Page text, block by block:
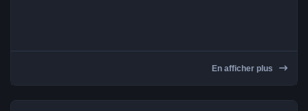
En afficher plus